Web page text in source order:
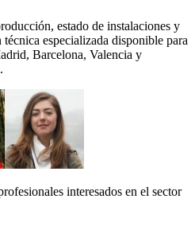
estado de instalaciones y
especializada disponible para
Barcelona, Valencia y
interesados en el sector